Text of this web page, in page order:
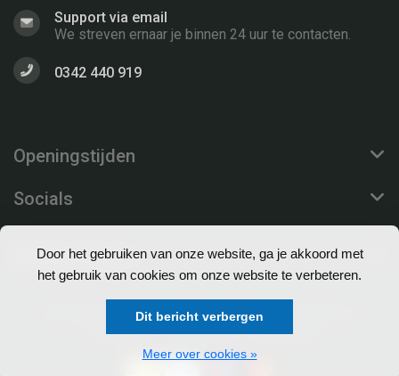
Door het gebruiken van onze website, ga je akkoord met
het gebruik van cookies om onze website te verbeteren.
Dit bericht verbergen
Meer over cookies »
Support via email
We streven ernaar je binnen 24 uur te contacten.
0342 440 919
Openingstijden
Socials
Klantenservice
© Copyright 2026 EuroProfs Webshop - Theme by
Frontlabel - Powered by Lightspeed